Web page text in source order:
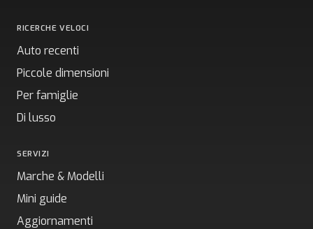
RICERCHE VELOCI
Auto recenti
Piccole dimensioni
Per famiglie
Di lusso
SERVIZI
Marche & Modelli
Mini guide
Aggiornamenti